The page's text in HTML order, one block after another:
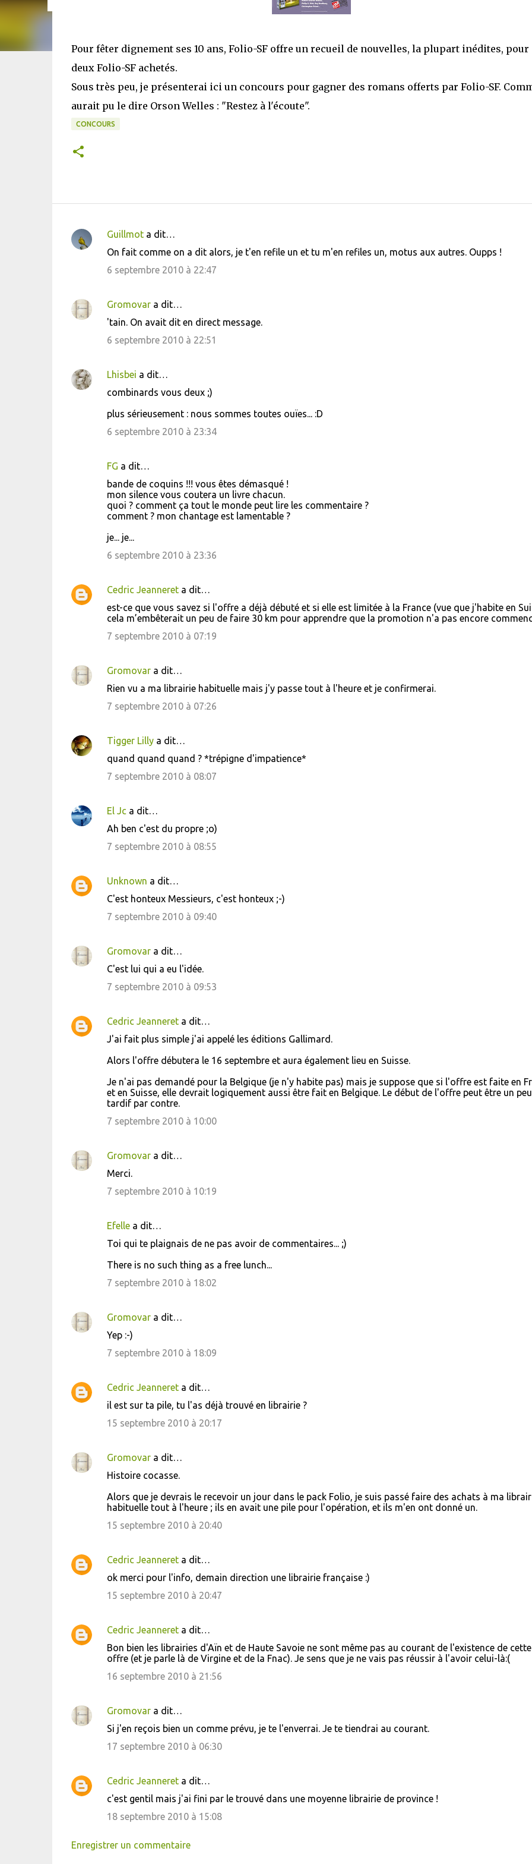
Pour fêter dignement ses 10 ans, Folio-SF offre un recueil de nouvelles, la plupart inédites, pour
deux Folio-SF achetés.
Sous très peu, je présenterai ici un concours pour gagner des romans offerts par Folio-SF.
aurait pu le dire Orson Welles : "Restez à l'écoute".
CONCOURS
C
e
i
Guillmota dit…
On fait comme on a dit alors, je t'en refile un et tu m'en refiles un, motus aux autres. Oupps !
6 septembre 2010 à 22:47
Gromovara dit…
'tain. On avait dit en direct message.
6 septembre 2010 à 22:51
Lhisbei a dit…
combinards vous deux ;)
plus sérieusement : nous sommes toutes ouïes... :D
6 septembre 2010 à 23:34
FG a dit…
bande de coquins !!! vous êtes démasqué !
mon silence vous coutera un livre chacun.
quoi ? comment ça tout le monde peut lire les commentaire ?
comment ? mon chantage est lamentable ?
je... je...
6 septembre 2010 à 23:36
Cedric Jeannereta dit…
est-ce que vous savez si l'offre a déjà débuté et si elle est limitée à la France (vue que j'habite en
cela m’embêterait un peu de faire 30 km pour apprendre que la promotion n'a pas encore
7 septembre 2010 à 07:19
Gromovara dit…
Rien vu a ma librairie habituelle mais j'y passe tout à l'heure et je confirmerai.
7 septembre 2010 à 07:26
Tigger Lillya dit…
quand quand quand ? *trépigne d'impatience*
7 septembre 2010 à 08:07
El Jca dit…
Ah ben c'est du propre ;o)
7 septembre 2010 à 08:55
Unknown a dit…
C'est honteux Messieurs, c'est honteux ;-)
7 septembre 2010 à 09:40
Gromovara dit…
C'est lui qui a eu l'idée.
7 septembre 2010 à 09:53
Cedric Jeannereta dit…
J'ai fait plus simple j'ai appelé les éditions Gallimard.
Alors l'offre débutera le 16 septembre et aura également lieu en Suisse.
Je n'ai pas demandé pour la Belgique (je n'y habite pas) mais je suppose que si l'offre est faite en
et en Suisse, elle devrait logiquement aussi être fait en Belgique. Le début de l'offre peut être un
tardif par contre.
7 septembre 2010 à 10:00
Gromovara dit…
Merci.
7 septembre 2010 à 10:19
Efellea dit…
Toi qui te plaignais de ne pas avoir de commentaires... ;)
There is no such thing as a free lunch...
7 septembre 2010 à 18:02
Gromovara dit…
Yep :-)
7 septembre 2010 à 18:09
Cedric Jeannereta dit…
il est sur ta pile, tu l'as déjà trouvé en librairie ?
15 septembre 2010 à 20:17
Gromovara dit…
Histoire cocasse.
Alors que je devrais le recevoir un jour dans le pack Folio, je suis passé faire des achats à ma
habituelle tout à l'heure ; ils en avait une pile pour l'opération, et ils m'en ont donné un.
15 septembre 2010 à 20:40
Cedric Jeannereta dit…
ok merci pour l'info, demain direction une librairie française :)
15 septembre 2010 à 20:47
Cedric Jeannereta dit…
Bon bien les librairies d'Aïn et de Haute Savoie ne sont même pas au courant de l'existence de cette
offre (et je parle là de Virgine et de la Fnac). Je sens que je ne vais pas réussir à l'avoir celui-là:(
16 septembre 2010 à 21:56
Gromovara dit…
Si j'en reçois bien un comme prévu, je te l'enverrai. Je te tiendrai au courant.
17 septembre 2010 à 06:30
Cedric Jeannereta dit…
c'est gentil mais j'ai fini par le trouvé dans une moyenne librairie de province !
18 septembre 2010 à 15:08
Enregistrer un commentaire